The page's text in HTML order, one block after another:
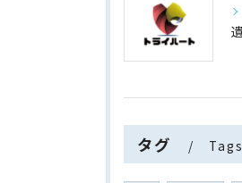
タグ Tags